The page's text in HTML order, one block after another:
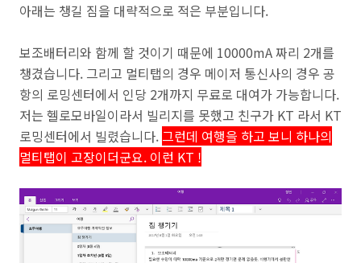
아래는 챙길 짐을 대략적으로 적은 부분입니다.
보조배터리와 함께 할 것이기 때문에 10000mA 짜리 2개를
챙겼습니다. 그리고 멀티탭의 경우 메이저 통신사의 경우 공
항의 로밍센터에서 인당 2개까지 무료로 대여가 가능합니다.
저는 헬로모바일이라서 빌리지를 못했고 친구가 KT 라서 KT
로밍센터에서 빌렸습니다. 그런데 여행을 하고 보니 하나의
멀티탭이 고장이더군요. 이런 KT !